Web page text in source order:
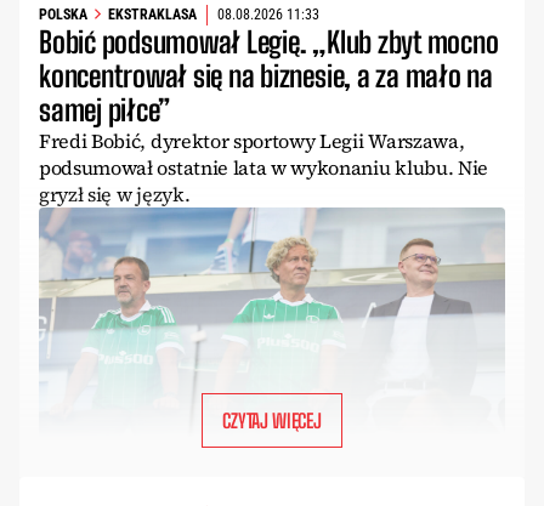
POLSKA EKSTRAKLASA 08.08.2026 11:33
Bobić podsumował Legię. „Klub zbyt mocno
koncentrował się na biznesie, a za mało na
samej piłce”
Fredi Bobić, dyrektor sportowy Legii Warszawa,
podsumował ostatnie lata w wykonaniu klubu. Nie
gryzł się w język.
CZYTAJ WIĘCEJ